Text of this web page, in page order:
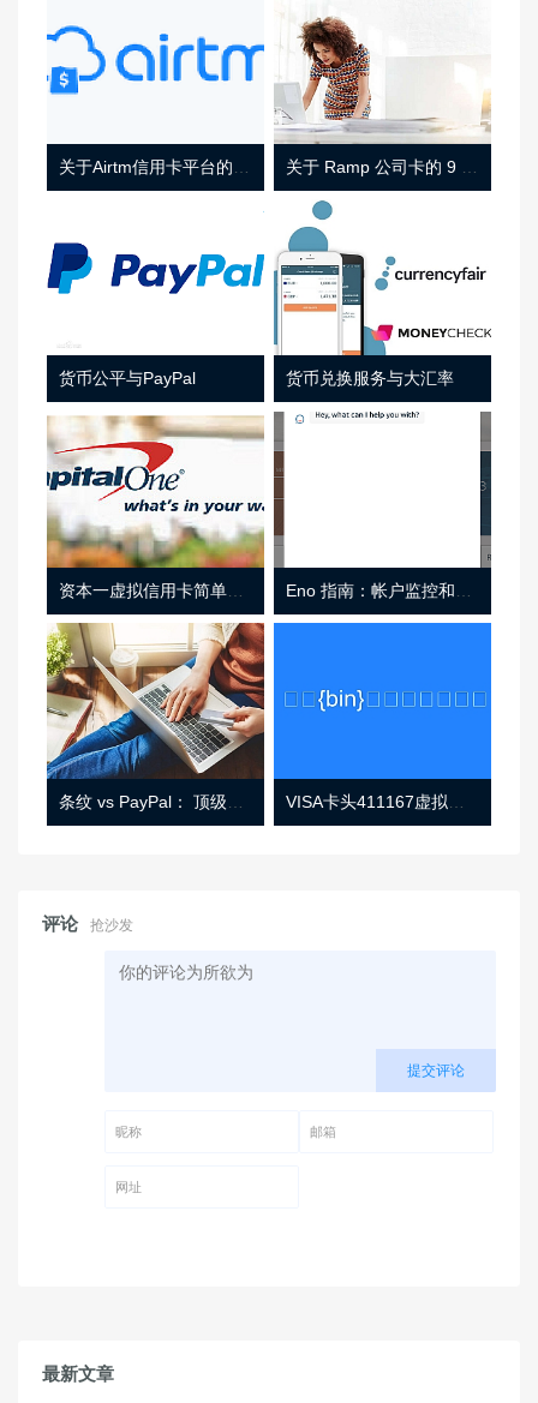
货币公平与PayPal 货币兑换服务与大汇率
资本一虚拟信用卡简单介绍
条纹 vs PayPal： 顶级功能， 定价 （和更多！ VISA卡头411167虚拟卡基础信息
评论 抢沙发
提交评论
最新文章